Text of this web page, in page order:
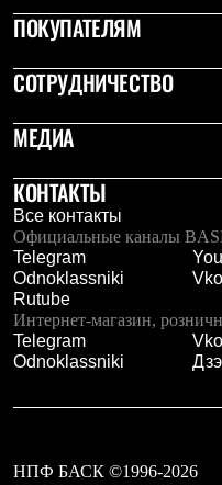
Рубашки
Футболки
Брюки
Термобелье
Среднее термобелье
Легкое термобелье
Флисовая одежда
Куртки
Брюки
Детская одежда
Утепленная пухом
Комбинезоны
Куртки
Брюки
Утепленная синтетикой
Комбинезоны
Брюки
Толстовки
ПОКУПАТЕЛЯМ
СОТРУДНИЧЕСТВО
МЕДИА
КОНТАКТЫ
Все контакты
Официальные каналы
Telegram
Odnoklassniki
Rutube
Интернет-магазин,
Telegram
Odnoklassniki
НПФ БАСК ©1996-2026